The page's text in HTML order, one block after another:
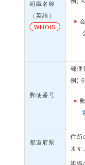
組織名称
（英語）
WHOIS
※
郵便番号
郵便
例)
※
都道府県
住所
ます
組織